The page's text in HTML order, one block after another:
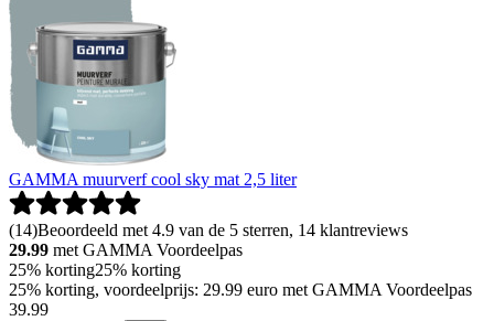
GAMMA muurverf cool sky mat 2,5 liter
(14)Beoordeeld met 4.9 van de 5 sterren, 14 klantreviews
29.99 met GAMMA Voordeelpas
25% korting25% korting
25% korting, voordeelprijs: 29.99 euro met GAMMA Voordeelpas
39.99